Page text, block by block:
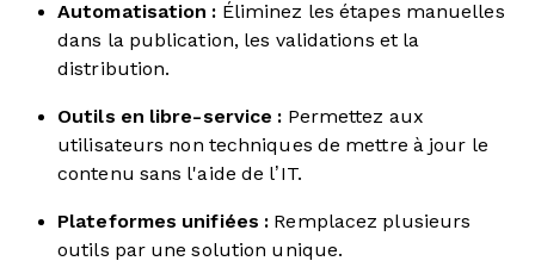
Automatisation : Éliminez les étapes manuelles
dans la publication, les validations et la
distribution.
Outils en libre-service : Permettez aux
utilisateurs non techniques de mettre à jour le
contenu sans l'aide de l’IT.
Plateformes unifiées : Remplacez plusieurs
outils par une solution unique.